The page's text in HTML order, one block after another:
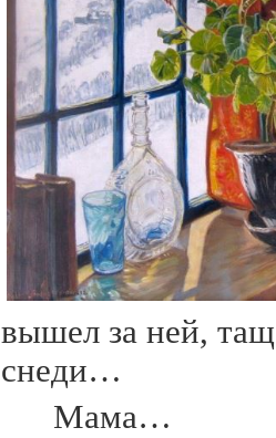
вышел за ней,
снеди…
Мама…